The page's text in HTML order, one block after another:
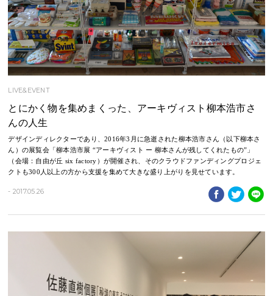
LIVE&EVENT
とにかく物を集めまくった、アーキヴィスト柳本浩市さ
んの人生
デザインディレクターであり、2016年3月に急逝された柳本浩市さん（以下柳本さ
ん）の展覧会「柳本浩市展 “アーキヴィスト ー 柳本さんが残してくれたもの”」
（会場：自由が丘 six factory）が開催され、そのクラウドファンディングプロジェ
クトも300人以上の方から支援を集めて大きな盛り上がりを見せています。
- 2017.05.26